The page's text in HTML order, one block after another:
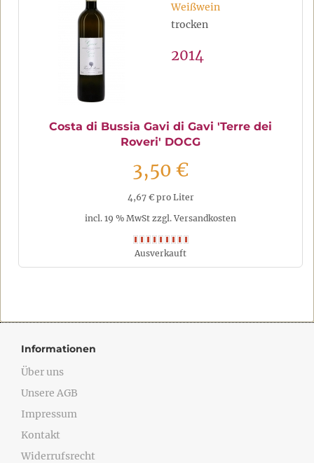
Weißwein
trocken
2014
Costa di Bussia Gavi di Gavi 'Terre dei
Roveri' DOCG
3,50 €
4,67 € pro Liter
incl. 19 % MwSt zzgl. Versandkosten
Ausverkauft
Informationen
Über uns
Unsere AGB
Impressum
Kontakt
Widerrufsrecht